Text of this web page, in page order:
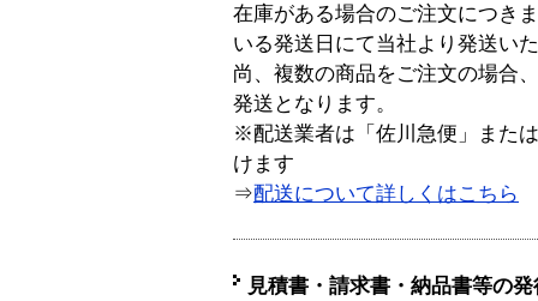
在庫がある場合のご注文につき
いる発送日にて当社より発送い
尚、複数の商品をご注文の場合
発送となります。
※配送業者は「佐川急便」また
けます
⇒配送について詳しくはこちら
見積書・請求書・納品書等の